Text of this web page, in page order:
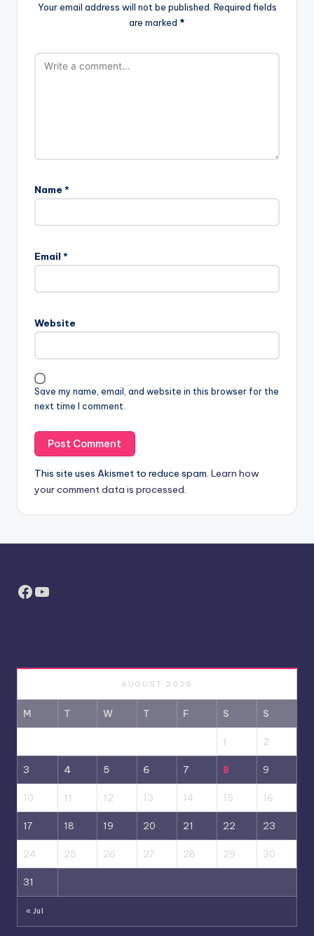
Your email address will not be published. Required fields
are marked *
Name *
Email *
Website
Save my name, email, and website in this browser for the
next time I comment.
This site uses Akismet to reduce spam. Learn how
your comment data is processed.
Facebook
YouTube
AUGUST 2026
M T W T F S S
1 2
3 4 5 6 7 8 9
10 11 12 13 14 15 16
17 18 19 20 21 22 23
24 25 26 27 28 29 30
31
« Jul